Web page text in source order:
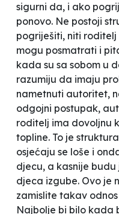
sigurni da, i ako
ponovo. Ne postoji
pogriješiti, niti
mogu posmatrati i
kada su sa sobom u
razumiju da imaju
nametnuti autoritet,
odgojni postupak,
roditelj ima dovoljnu
topline. To je
osjećaju se loše i
djecu, a kasnije
djeca izgube. Ovo je
zamislite takav
Najbolje bi bilo kada